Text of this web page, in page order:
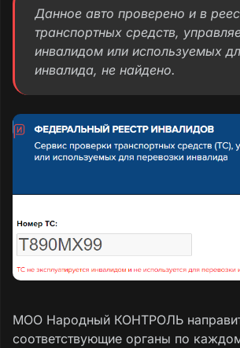
Данное авто проверено и в
транспортных средств,
инвалидом или используемых
инвалида, не найдено.
МОО Народный КОНТРОЛЬ
соответствующие органы по